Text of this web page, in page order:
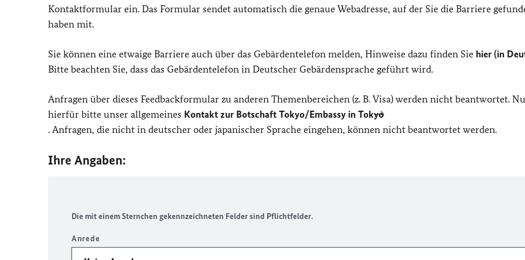
Kontaktformular ein. Das Formular sendet automatisch die genaue Webadresse, auf der Sie die Barriere
haben mit.
Sie können eine etwaige Barriere auch über das Gebärdentelefon melden, Hinweise dazu finden Sie hier (in
Bitte beachten Sie, dass das Gebärdentelefon in Deutscher Gebärdensprache geführt wird.
Anfragen über dieses Feedbackformular zu anderen Themenbereichen (z. B. Visa) werden nicht beantwortet.
hierfür bitte unser allgemeines Kontakt zur Botschaft Tokyo/Embassy in Tokyo
. Anfragen, die nicht in deutscher oder japanischer Sprache eingehen, können nicht beantwortet werden.
Ihre Angaben:
Die mit einem Sternchen gekennzeichneten Felder sind Pflichtfelder.
Anrede